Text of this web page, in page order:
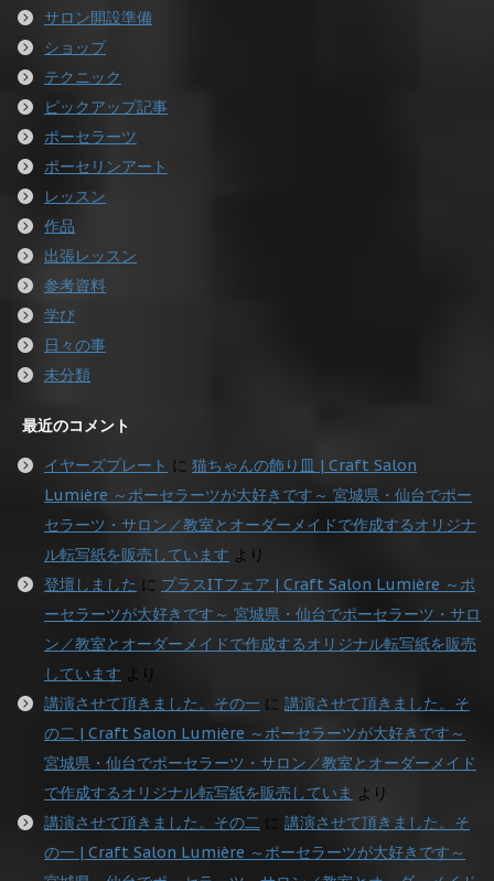
サロン開設準備
ショップ
テクニック
ピックアップ記事
ポーセラーツ
ポーセリンアート
レッスン
作品
出張レッスン
参考資料
学び
日々の事
未分類
最近のコメント
イヤーズプレート に 猫ちゃんの飾り皿 | Craft Salon
Lumière ～ポーセラーツが大好きです～ 宮城県・仙台でポー
セラーツ・サロン／教室とオーダーメイドで作成するオリジナ
ル転写紙を販売しています より
登壇しました に プラスITフェア | Craft Salon Lumière ～ポ
ーセラーツが大好きです～ 宮城県・仙台でポーセラーツ・サロ
ン／教室とオーダーメイドで作成するオリジナル転写紙を販売
しています より
講演させて頂きました。その一 に 講演させて頂きました。そ
の二 | Craft Salon Lumière ～ポーセラーツが大好きです～
宮城県・仙台でポーセラーツ・サロン／教室とオーダーメイド
で作成するオリジナル転写紙を販売していま より
講演させて頂きました。その二 に 講演させて頂きました。そ
の一 | Craft Salon Lumière ～ポーセラーツが大好きです～